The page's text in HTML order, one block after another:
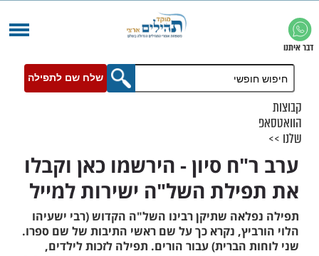
שלח שם לתפילה
סיון - הירשמו כאן וקבלו
השל"ה ישירות למייל